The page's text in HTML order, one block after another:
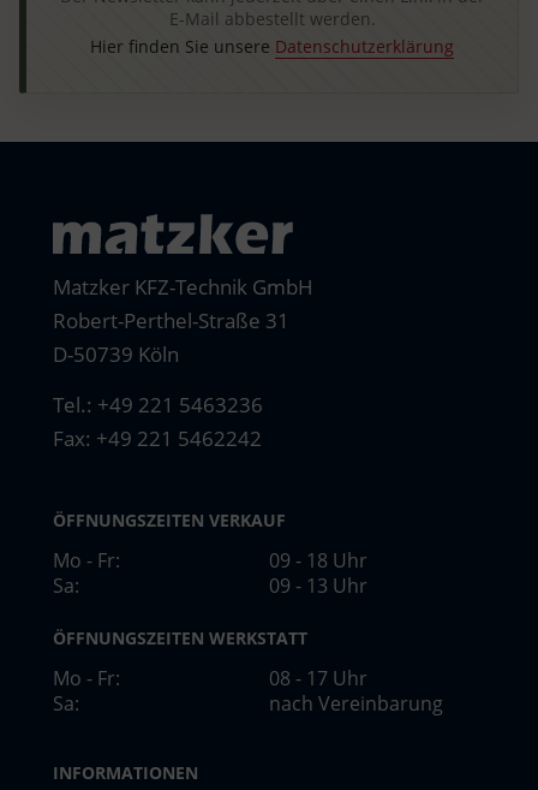
E-Mail abbestellt werden.
Hier finden Sie unsere Datenschutzerklärung
Matzker KFZ-Technik GmbH
Robert-Perthel-Straße 31
D-50739 Köln
Tel.: +49 221 5463236
Fax: +49 221 5462242
ÖFFNUNGSZEITEN VERKAUF
Mo - Fr:
09 - 18 Uhr
Sa:
09 - 13 Uhr
ÖFFNUNGSZEITEN WERKSTATT
Mo - Fr:
08 - 17 Uhr
Sa:
nach Vereinbarung
INFORMATIONEN